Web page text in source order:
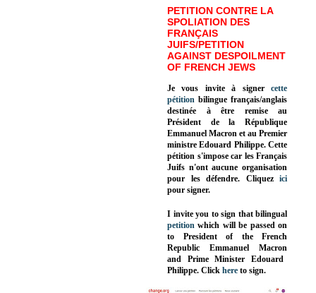
PETITION CONTRE LA
SPOLIATION DES
FRANÇAIS
JUIFS/PETITION
AGAINST DESPOILMENT
OF FRENCH JEWS
Je vous invite à signer cette
pétition bilingue français/anglais
destinée à être remise au
Président de la République
Emmanuel Macron et au Premier
ministre Edouard Philippe. Cette
pétition s'impose car les Français
Juifs n'ont aucune organisation
pour les défendre. Cliquez
ici
pour signer.
I invite you to sign that bilingual
petition which will be passed on
to President of the French
Republic Emmanuel Macron
and Prime Minister Edouard
Philippe. Click here to sign.